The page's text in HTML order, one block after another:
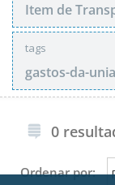
Item de
tags
gastos-da-
0
Ordenar por: